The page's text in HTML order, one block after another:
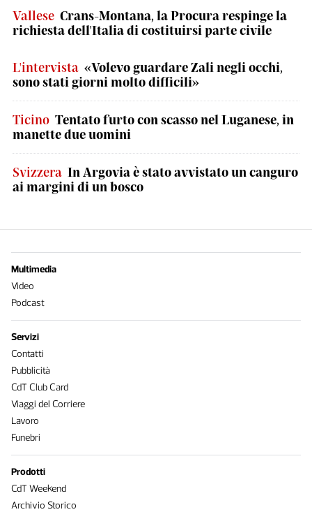
Vallese Crans-Montana, la Procura respinge la
richiesta dell'Italia di costituirsi parte civile
L'intervista «Volevo guardare Zali negli occhi,
sono stati giorni molto difficili»
Ticino Tentato furto con scasso nel Luganese, in
manette due uomini
Svizzera In Argovia è stato avvistato un canguro
ai margini di un bosco
Multimedia
Video
Podcast
Servizi
Contatti
Pubblicità
CdT Club Card
Viaggi del Corriere
Lavoro
Funebri
Prodotti
CdT Weekend
Archivio Storico